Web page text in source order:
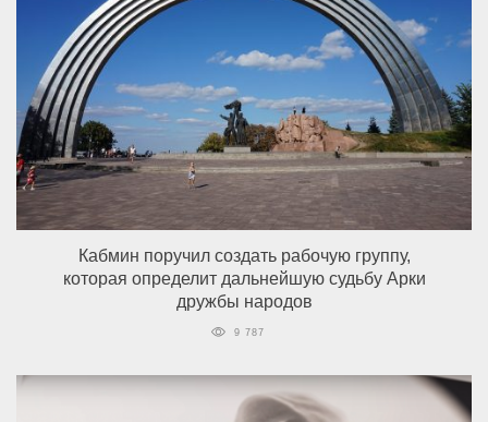
Кабмин поручил создать рабочую группу,
которая определит дальнейшую судьбу Арки
дружбы народов
9 787